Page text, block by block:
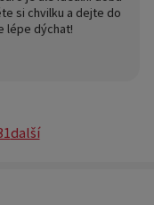
si chvilku a dejte do
lépe dýchat!
další